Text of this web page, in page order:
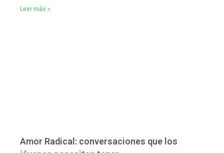
Leer más »
Amor Radical: conversaciones que los